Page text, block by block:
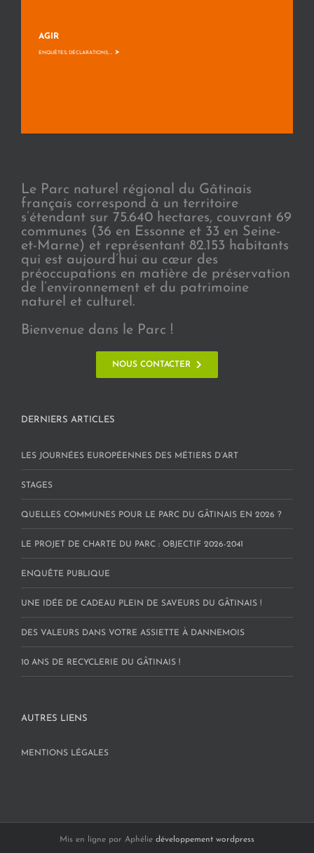
AGIR
ENQUÊTES, DÉCLARATIONS, ... >
Le Parc naturel régional du Gâtinais
français correspond à un territoire
s’étendant sur 75.640 hectares, couvrant 69
communes (36 en Essonne et 33 en Seine-
et-Marne) et représentant 82.153 habitants
qui est aujourd’hui au cœur des
préoccupations en matière de préservation
de l’environnement et du patrimoine
naturel et culturel.
Bienvenue dans le Parc !
NOUS CONTACTER
DERNIERS ARTICLES
LES JOURNÉES EUROPÉENNES DES MÉTIERS D’ART
STAGES
QUELLES COMMUNES POUR LE PARC DU GÂTINAIS EN 2026 ?
LE PROJET DE CHARTE DU PARC : OBJECTIF 2026-2041
ENQUÊTE PUBLIQUE
UNE IDÉE DE CADEAU PLEIN DE SAVEURS DU GÂTINAIS !
DES VALEURS DANS VOTRE ASSIETTE À DANNEMOIS
10 ANS DE RECYCLERIE DU GÂTINAIS !
AUTRES LIENS
MENTIONS LÉGALES
Mis en ligne par Aphélie développement wordpress